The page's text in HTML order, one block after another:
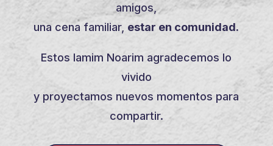
amigos,
una cena familiar, estar en comunidad.
Estos Iamim Noarim agradecemos lo
vivido
y proyectamos nuevos momentos para
compartir.